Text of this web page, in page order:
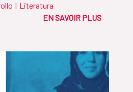
| Literatura
EN SAVOIR PLUS